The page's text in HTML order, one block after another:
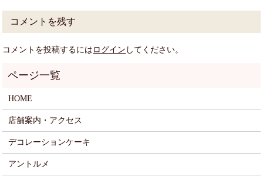
コメントを残す
コメントを投稿するには ログイン してください。
HOME
店舗案内・アクセス
デコレーションケーキ
アントルメ